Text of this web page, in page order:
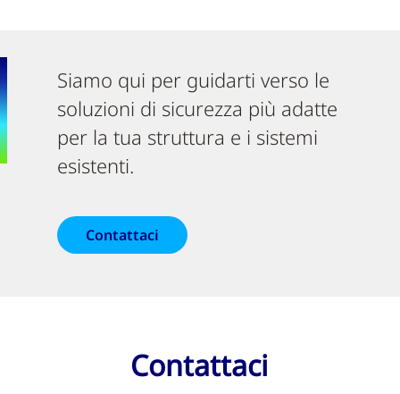
Siamo qui per guidarti verso le
soluzioni di sicurezza più adatte
per la tua struttura e i sistemi
esistenti.
Contattaci
Contattaci